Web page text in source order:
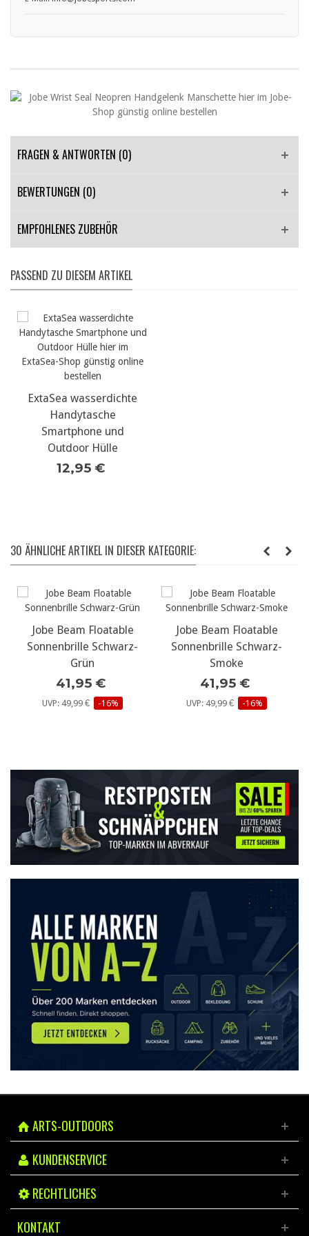
FRAGEN & ANTWORTEN (0)
BEWERTUNGEN (0)
EMPFOHLENES ZUBEHÖR
PASSEND ZU DIESEM ARTIKEL
ExtaSea wasserdichte
Handytasche
Smartphone und
Outdoor Hülle
12,95 €
30 ÄHNLICHE ARTIKEL IN DIESER KATEGORIE:
Jobe Beam Floatable
Sonnenbrille Schwarz-
Grün
41,95 €
UVP: 49,99 € -16%
Jobe Beam Floatable
Sonnenbrille Schwarz-
Smoke
41,95 €
UVP: 49,99 € -16%
ARTS-OUTDOORS
KUNDENSERVICE
RECHTLICHES
KONTAKT